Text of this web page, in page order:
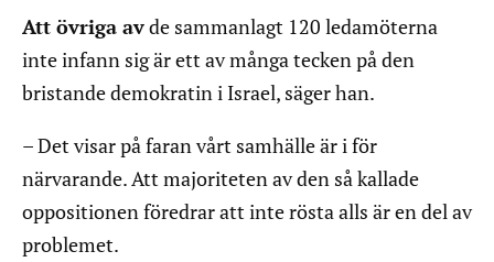
Att övriga avde sammanlagt 120 ledamöterna
inte infann sig är ett av många tecken på den
bristande demokratin i Israel, säger han.
– Det visar på faran vårt samhälle är i för
närvarande. Att majoriteten av den så kallade
oppositionen föredrar att inte rösta alls är en del av
problemet.